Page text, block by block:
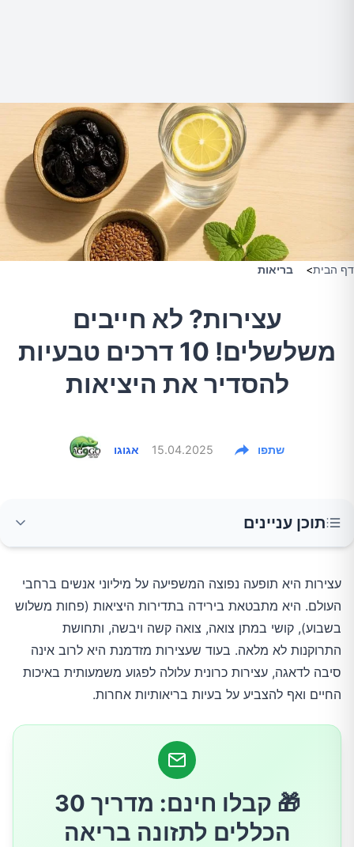
דף הבית> בריאות
עצירות? לא חייבים
משלשלים! 10 דרכים טבעיות
להסדיר את היציאות
אגוגו 15.04.2025 שתפו
תוכן עניינים
תזונה נכונה: הדלק של מערכת העיכול
1. הגבירו את צריכת הסיבים התזונתיים
2. שתו מספיק מים
6. הימנעו או הגבילו מזונות מסוימים
שינויים באורח החיים: מעבר לתזונה
עצירות היא תופעה נפוצה המשפיעה על מיליוני אנשים ברחבי
העולם. היא מתבטאת בירידה בתדירות היציאות (פחות משלוש
בשבוע), קושי במתן צואה, צואה קשה ויבשה, ותחושת
התרוקנות לא מלאה. בעוד שעצירות מזדמנת היא לרוב אינה
סיבה לדאגה, עצירות כרונית עלולה לפגוע משמעותית באיכות
החיים ואף להצביע על בעיות בריאותיות אחרות.
🎁 קבלו חינם: מדריך 30
הכללים לתזונה בריאה